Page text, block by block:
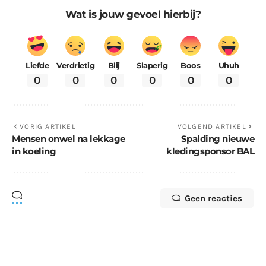
Wat is jouw gevoel hierbij?
Liefde
0
Verdrietig
0
Blij
0
Slaperig
0
Boos
0
Uhuh
0
VORIG ARTIKEL
Mensen onwel na lekkage
in koeling
VOLGEND ARTIKEL
Spalding nieuwe
kledingsponsor BAL
Geen reacties